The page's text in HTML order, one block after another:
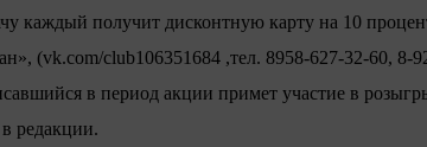
каждый получит дисконтную карту на 10
(vk.com/club106351684 ,тел. 8958-627-32-60,
в период акции примет участие в
редакции.